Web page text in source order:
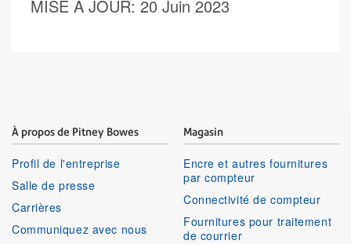
MISE À JOUR: 20 Juin 2023
À propos de Pitney Bowes
Profil de l'entreprise
Salle de presse
Carrières
Communiquez avec nous
Magasin
Encre et autres fournitures
par compteur
Connectivité de compteur
Fournitures pour traitement
de courrier